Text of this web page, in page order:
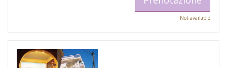
Not available